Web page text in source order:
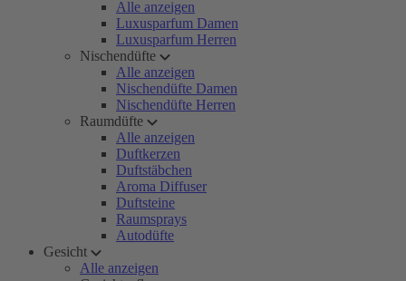
Alle anzeigen
Luxusparfum Damen
Luxusparfum Herren
Nischendüfte
Alle anzeigen
Nischendüfte Damen
Nischendüfte Herren
Raumdüfte
Alle anzeigen
Duftkerzen
Duftstäbchen
Aroma Diffuser
Duftsteine
Raumsprays
Autodüfte
Gesicht
Alle anzeigen